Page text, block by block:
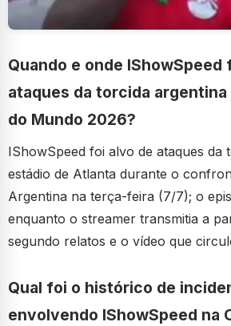
Quando e onde IShowSpeed
ataques da torcida argentina
do Mundo 2026?
IShowSpeed foi alvo de ataques da
estádio de Atlanta durante o
Argentina na terça-feira (7/7); o
enquanto o streamer transmitia a
segundo relatos e o vídeo que
Qual foi o histórico de
envolvendo IShowSpeed na